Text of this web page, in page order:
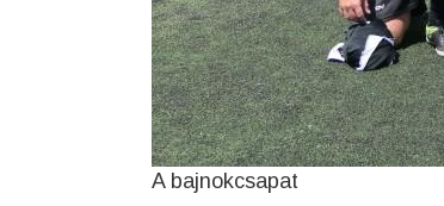
A bajnokcsapat